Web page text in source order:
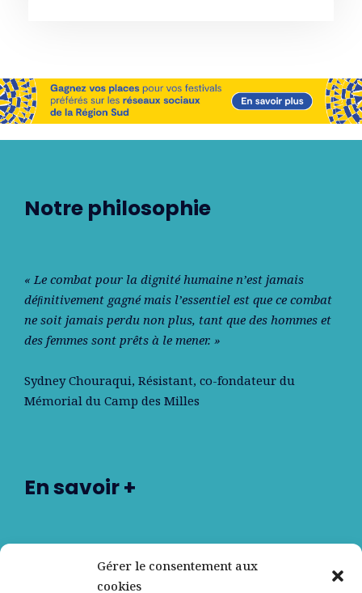
Gérer le consentement aux
cookies
Notre philosophie
« Le combat pour la dignité humaine n’est jamais
déﬁnitivement gagné mais l’essentiel est que ce combat
ne soit jamais perdu non plus, tant que des hommes et
des femmes sont prêts à le mener. »
Sydney Chouraqui, Résistant, co-fondateur du
Mémorial du Camp des Milles
En savoir +